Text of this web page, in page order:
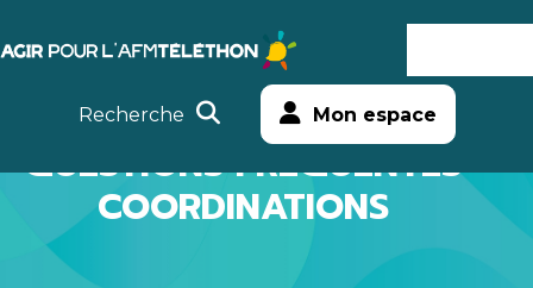
Aller
Agir
Recherche
Mon espace
QUESTIONS FRÉQUENTES
COORDINATIONS